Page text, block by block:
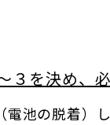
３を決め、
池の脱着）